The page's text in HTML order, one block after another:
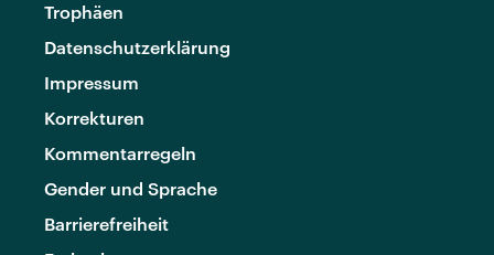
Trophäen
Datenschutzerklärung
Impressum
Korrekturen
Kommentarregeln
Gender und Sprache
Barrierefreiheit